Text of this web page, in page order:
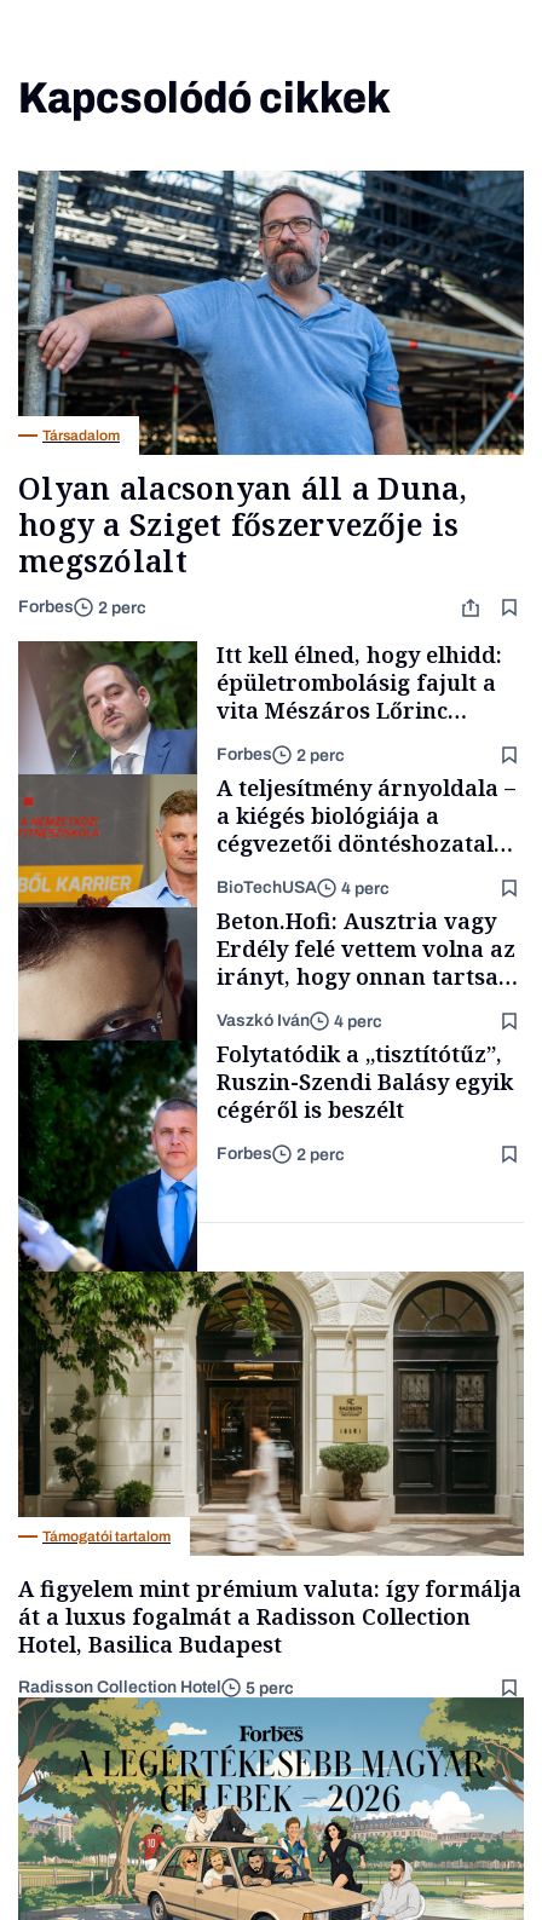
Kapcsolódó cikkek
Társadalom
Olyan alacsonyan áll a Duna,
hogy a Sziget főszervezője is
megszólalt
Forbes 2 perc
Magyar cégek
Itt kell élned, hogy elhidd:
épületrombolásig fajult a
vita Mészáros Lőrinc
bizalmasának cégével, most
bíróság előtt az ügy
Forbes 2 perc
Content Lab HUB
A teljesítmény árnyoldala –
a kiégés biológiája a
cégvezetői döntéshozatal
BioTechUSA 4 perc
Forbes-sztori
Beton.Hofi: Ausztria vagy
Erdély felé vettem volna az
irányt, hogy onnan tartsam
lélegeztetőgépen a magyar
zenét
Vaszkó Iván 4 perc
Elszámoltatás
Folytatódik a „tisztítótűz”,
Ruszin-Szendi Balásy egyik
cégéről is beszélt
Forbes 2 perc
Támogatói tartalom
A figyelem mint prémium valuta: így formálja
át a luxus fogalmát a Radisson Collection
Hotel, Basilica Budapest
Radisson Collection Hotel 5 perc